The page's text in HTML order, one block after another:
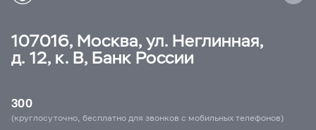
107016, Москва, ул. Неглинная,
д. 12, к. В, Банк России
300
(круглосуточно, бесплатно для звонков с мобильных телефонов)